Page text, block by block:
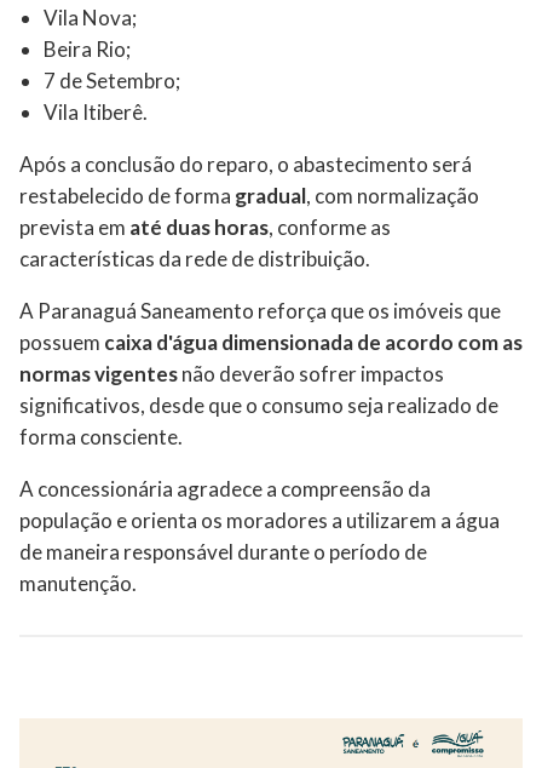
Vila Nova;
Beira Rio;
7 de Setembro;
Vila Itiberê.
Após a conclusão do reparo, o abastecimento será
restabelecido de forma gradual, com normalização
prevista em até duas horas, conforme as
características da rede de distribuição.
A Paranaguá Saneamento reforça que os imóveis que
possuem caixa d'água dimensionada de acordo com as
normas vigentesnão deverão sofrer impactos
significativos, desde que o consumo seja realizado de
forma consciente.
A concessionária agradece a compreensão da
população e orienta os moradores a utilizarem a água
de maneira responsável durante o período de
manutenção.